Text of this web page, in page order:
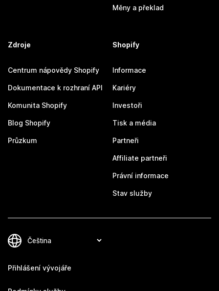
Měny a překlad
Zdroje
Centrum nápovědy Shopify
Dokumentace k rozhraní API
Komunita Shopify
Blog Shopify
Průzkum
Shopify
Informace
Kariéry
Investoři
Tisk a média
Partneři
Affiliate partneři
Právní informace
Stav služby
Přihlášení vývojáře